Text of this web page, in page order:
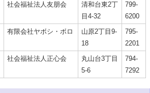
社会福祉法人友朋会
清和台東2丁
目4-32
799-
6200
有限会社ヤボシ・ボロ
山原2丁目9-
18
795-
2201
社会福祉法人正心会
丸山台3丁目
5-6
794-
7292